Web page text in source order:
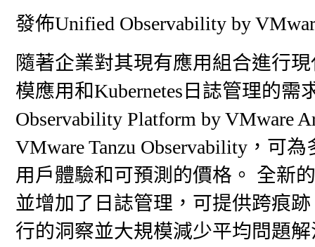
發佈Unified Observability by
隨著企業對其現有應用組合進行
模應用和Kubernetes日誌管理的
Observability Platform by VMware
VMware Tanzu Observability，可
用戶體驗和可預測的價格。 全新
並增加了日誌管理，可提供跨痕
行的洞察並大規模減少平均問題